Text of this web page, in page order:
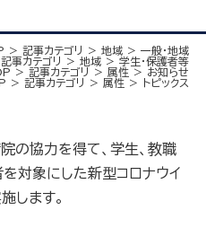
記事カテゴリ 地域
一般・地域
記事カテゴリ 地域
学生・保護者等
記事カテゴリ 属性
お知らせ
記事カテゴリ 属性 トピックス
の協力を得て、学生、教職
対象にした新型コロナウイ
します。